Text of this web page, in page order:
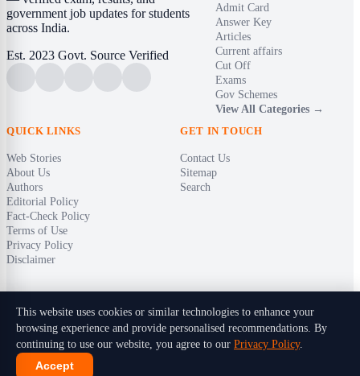
government job updates for students
across India.
Est. 2023 Govt. Source Verified
Admit Card
Answer Key
Articles
Current affairs
Cut Off
Exams
Gov Schemes
View All Categories →
QUICK LINKS
Web Stories
About Us
Authors
Editorial Policy
Fact-Check Policy
Terms of Use
Privacy Policy
Disclaimer
GET IN TOUCH
Contact Us
Sitemap
Search
© 2026 Timely India. All rights reserved.
Designed for students. Built with care in India.
This website uses cookies or similar technologies to enhance your
browsing experience and provide personalised recommendations. By
continuing to use our website, you agree to our Privacy Policy.
Accept